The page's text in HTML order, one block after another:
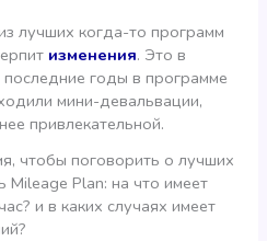
лучших когда-то программ
изменения. Это в
годы в программе
мини-девальвации,
привлекательной.
чтобы поговорить о лучших
Mileage Plan: на что имеет
и в каких случаях имеет